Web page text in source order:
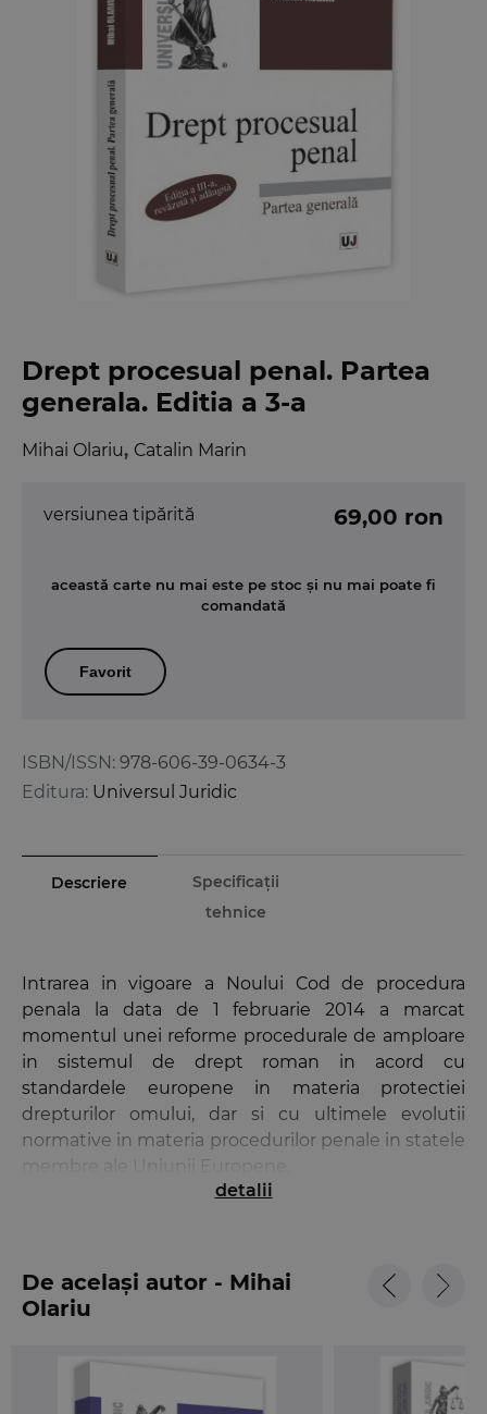
Drept procesual penal. Partea
generala. Editia a 3-a
Mihai Olariu, Catalin Marin
ISBN/ISSN: 978-606-39-0634-3
Editura: Universul Juridic
versiunea tipărită 69,00 ron
această carte nu mai este pe stoc și nu mai poate fi
comandată
Favorit
Descriere
Specificații
tehnice
Intrarea in vigoare a Noului Cod de procedura
penala la data de 1 februarie 2014 a marcat
momentul unei reforme procedurale de amploare
in sistemul de drept roman in acord cu
standardele europene in materia protectiei
drepturilor omului, dar si cu ultimele evolutii
normative in materia procedurilor penale in statele
membre ale Uniunii Europene.
restructurarii logicii procesului penal. Nu acelasi
lucru am putea spune ca s-a intamplat si in
materia doctrinei de drept procesual penal, unde,
fost extrem de redus.
detalii
De același autor - Mihai
Olariu